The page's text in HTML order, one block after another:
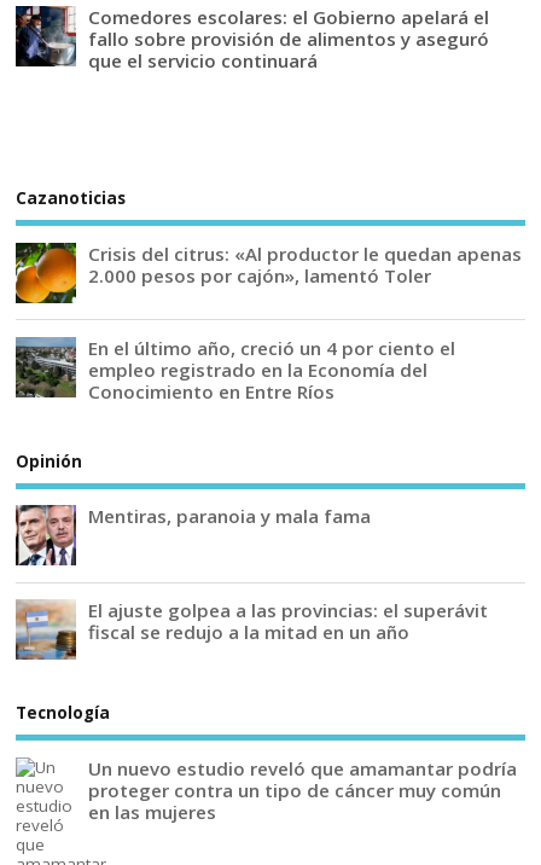
Comedores escolares: el Gobierno apelará el
fallo sobre provisión de alimentos y aseguró
que el servicio continuará
Cazanoticias
Crisis del citrus: «Al productor le quedan apenas
2.000 pesos por cajón», lamentó Toler
En el último año, creció un 4 por ciento el
empleo registrado en la Economía del
Conocimiento en Entre Ríos
Opinión
Mentiras, paranoia y mala fama
El ajuste golpea a las provincias: el superávit
fiscal se redujo a la mitad en un año
Tecnología
Un nuevo estudio reveló que amamantar podría
proteger contra un tipo de cáncer muy común
en las mujeres